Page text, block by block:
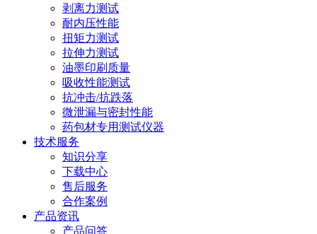
剥离力测试
耐内压性能
扭矩力测试
拉伸力测试
油墨印刷质量
吸收性能测试
抗冲击/抗跌落
微泄漏与密封性能
药包材专用测试仪器
技术服务
知识分享
下载中心
售后服务
合作案例
产品资讯
产品问答